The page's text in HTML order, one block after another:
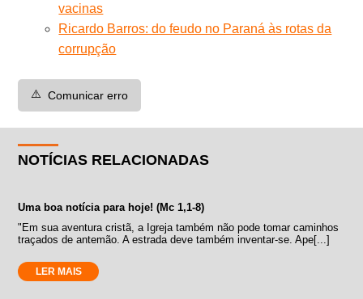
vacinas
Ricardo Barros: do feudo no Paraná às rotas da
corrupção
⚠️ Comunicar erro
NOTÍCIAS RELACIONADAS
Uma boa notícia para hoje! (Mc 1,1-8)
"Em sua aventura cristã, a Igreja também não pode tomar caminhos
traçados de antemão. A estrada deve também inventar-se. Ape[...]
LER MAIS